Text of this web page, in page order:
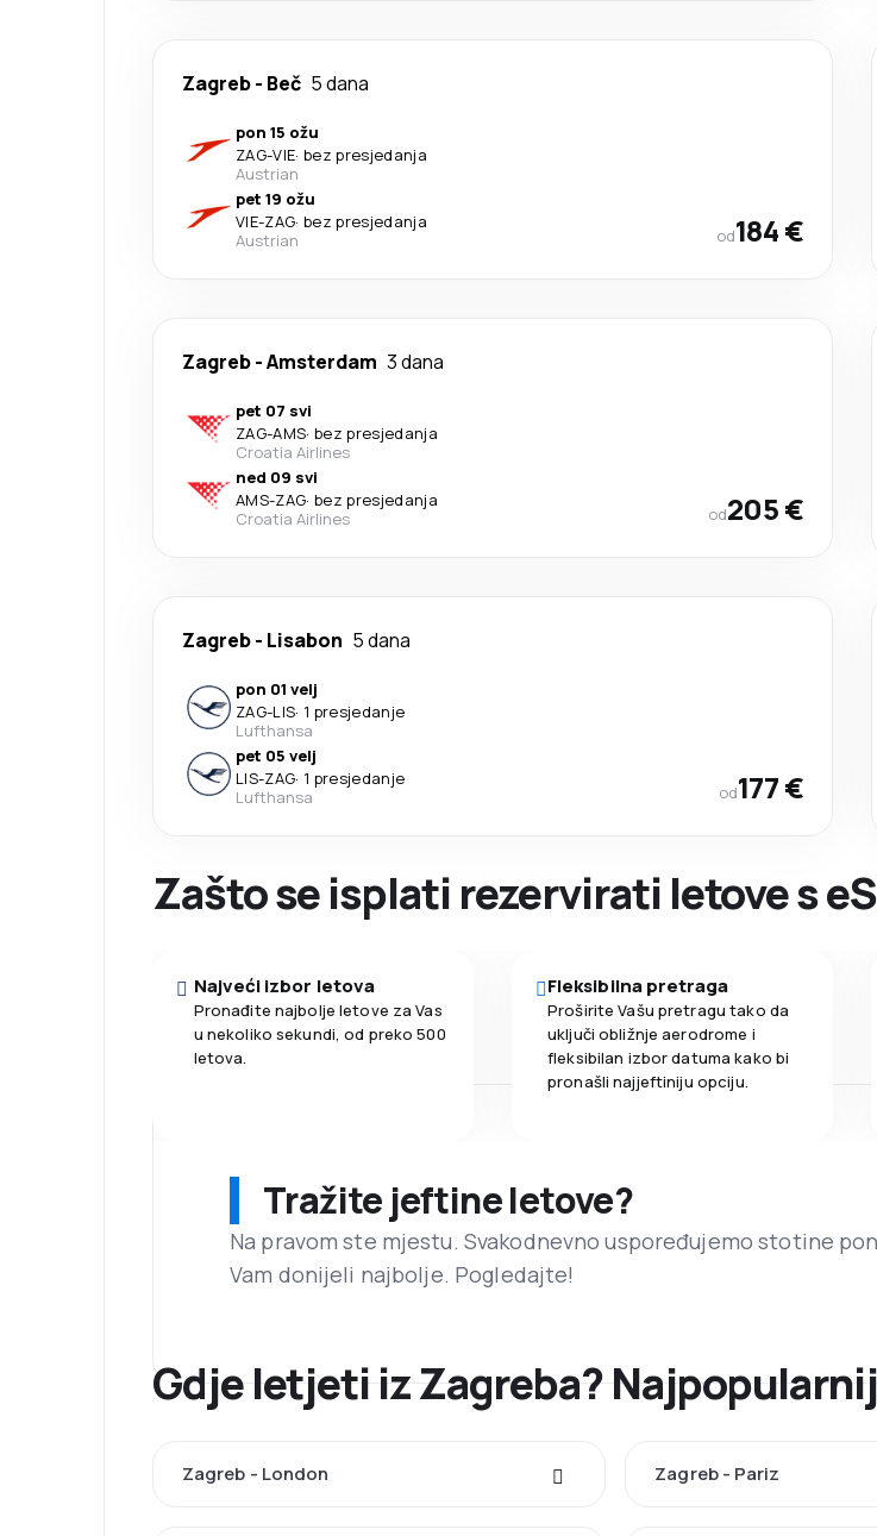
Zagreb- Beč 5 dana
pon 15 ožu
ZAG-VIE· bez presjedanja
Austrian
pet 19 ožu
VIE-ZAG· bez presjedanja
Austrian
od184 €
Zagreb-Amsterdam 3 dana
pet 07 svi
ZAG-AMS· bez presjedanja
Croatia Airlines
ned 09 svi
AMS-ZAG· bez presjedanja
Croatia Airlines
od205 €
Zagreb- Lisabon 5 dana
pon 01 velj
ZAG-LIS· 1 presjedanje
Lufthansa
pet 05 velj
LIS-ZAG· 1 presjedanje
Lufthansa
od177 €
Zašto se isplati rezervirati letove s
Najveći izbor letova
Pronađite najbolje letove za Vas
u nekoliko sekundi, od preko 500
letova.
Fleksibilna pretraga
Proširite Vašu pretragu tako da
uključi obližnje aerodrome i
fleksibilan izbor datuma kako bi
pronašli najjeftiniju opciju.
Tražite jeftine letove?
Na pravom ste mjestu. Svakodnevno uspoređujemo stotine
Vam donijeli najbolje. Pogledajte!
Gdje letjeti iz Zagreba?
Zagreb - London Zagreb - Pariz